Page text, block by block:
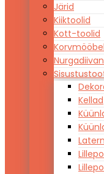
Järid
Kiiktoolid
Kott-toolid
Korvmööbel
Kellad